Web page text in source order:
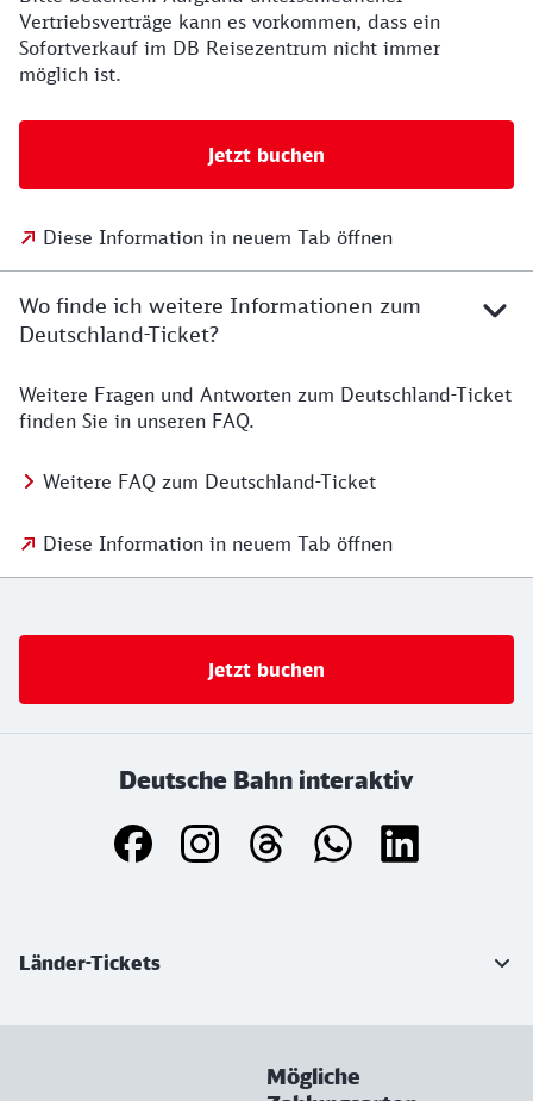
Vertriebsverträge kann es vorkommen, dass ein
Sofortverkauf im DB Reisezentrum nicht immer
möglich ist.
Jetzt buchen
Diese Information in neuem Tab öffnen
Wo finde ich weitere Informationen zum
Deutschland-Ticket?
Weitere Fragen und Antworten zum Deutschland-Ticket
finden Sie in unseren FAQ.
Weitere FAQ zum Deutschland-Ticket
Diese Information in neuem Tab öffnen
Jetzt buchen
Deutsche Bahn interaktiv
Länder-Tickets
Mögliche